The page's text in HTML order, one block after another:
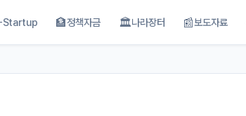
Startup 🏦정책자금 🏛나라장터 📰보도자료